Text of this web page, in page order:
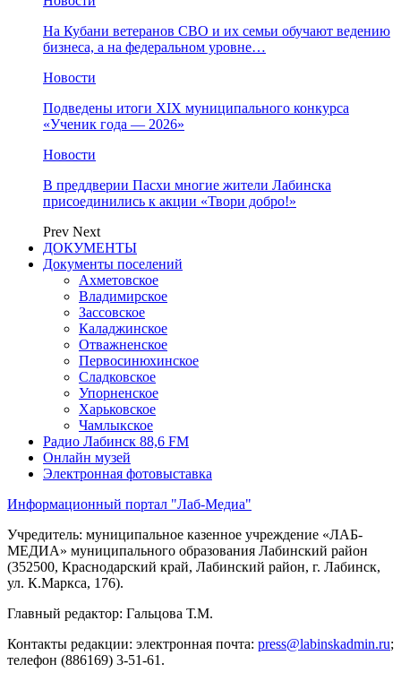
На Кубани ветеранов СВО и их семьи обучают ведению
бизнеса, а на федеральном уровне…
Новости
Подведены итоги XIX муниципального конкурса
«Ученик года — 2026»
Новости
В преддверии Пасхи многие жители Лабинска
присоединились к акции «Твори добро!»
Prev Next
ДОКУМЕНТЫ
Документы поселений
Ахметовское
Владимирское
Зассовское
Каладжинское
Отважненское
Первосинюхинское
Сладковское
Упорненское
Харьковское
Чамлыкское
Радио Лабинск 88,6 FM
Онлайн музей
Электронная фотовыставка
Информационный портал "Лаб-Медиа"
Учредитель: муниципальное казенное учреждение «ЛАБ-
МЕДИА» муниципального образования Лабинский район
(352500, Краснодарский край, Лабинский район, г. Лабинск,
ул. К.Маркса, 176).
Главный редактор: Гальцова Т.М.
Контакты редакции: электронная почта: press@labinskadmin.ru;
телефон (886169) 3-51-61.